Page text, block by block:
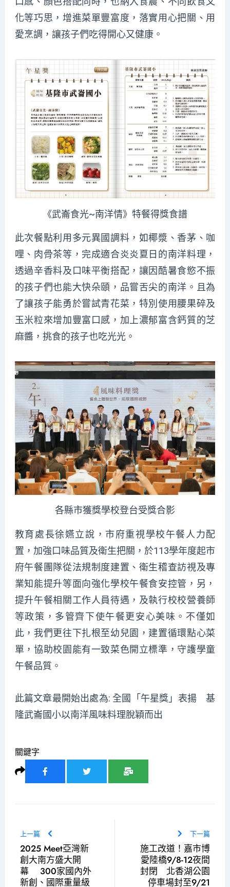
化等巧思，增進菜單豐富度，落實用心把關、用
愛烹調，讓孩子們吃得開心又健康。
《武崙食光~南洋情》特餐得獎食譜
此次餐點利用多元異國調料，如椰漿、香茅、咖
哩、肉骨茶等，完成適合炎炎夏日的南洋料理，
透過辛香料及口味平衡搭配，讓因酷暑食慾不振
的孩子們也能大快朵頤，品嘗舌尖的南洋。且為
了讓孩子能勇於嘗試青花菜，特別使用腰果碎及
玉米粒來增加豐富口感，加上濃郁富含鈣質的芝
麻醬，挑食的孩子也吃光光。
各縣市獲獎學校登台受獎合影
教育處長徐嬿立說，市府重視學校午餐人力配
置，加強口味品質及衛生把關，於113學年度起市
府午餐團隊從法規制度建置、衛生稽查訪視及專
業知能提升等面向強化學校午餐食安控管，另，
提升午餐相關工作人員待遇，及執行校校營養師
等政策，多管齊下使午餐更安心美味。不僅如
此，我們更往下扎根至幼兒園，建置循環點心菜
單，協助校園能有一致菜色開立標準，守護學童
午餐品質。
此篇文章最開始出處為: 全國「午星獎」表揚 基
隆武崙國小以南洋風味料理脫穎而出
關鍵字
上一篇
2025 Meet亞灣新
創大南方盛大開
幕 300家國內外
新創、國際重量級
下一篇
施工改道！嘉市博
愛陸橋9/8-12夜間
封閉 北香湖公園
停車場封至9/21